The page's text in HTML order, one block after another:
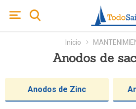
Inicio
Anodos de
Anodos de Zinc